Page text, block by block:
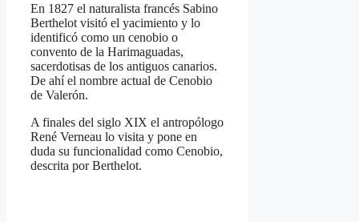
En 1827 el naturalista francés Sabino
Berthelot visitó el yacimiento y lo
identificó como un cenobio o
convento de la Harimaguadas,
sacerdotisas de los antiguos canarios.
De ahí el nombre actual de Cenobio
de Valerón.
A finales del siglo XIX el antropólogo
René Verneau lo visita y pone en
duda su funcionalidad como Cenobio,
descrita por Berthelot.